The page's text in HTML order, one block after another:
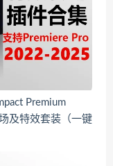
Premium
及特效套装（一键